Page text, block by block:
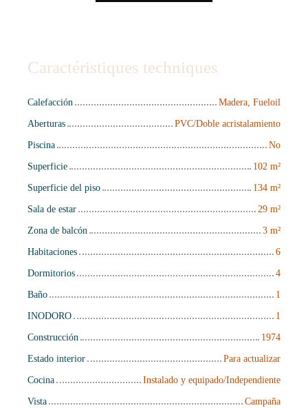
Caractéristiques techniques
Calefacción
Madera, Fueloil
Aberturas
PVC/Doble acristalamiento
Piscina
No
Superficie
102 m²
Superficie del piso
134 m²
Sala de estar
29 m²
Zona de balcón
3 m²
Habitaciones
6
Dormitorios
4
Baño
1
INODORO
1
Construcción
1974
Estado interior
Para actualizar
Cocina
Instalado y equipado/Independiente
Vista
Campaña